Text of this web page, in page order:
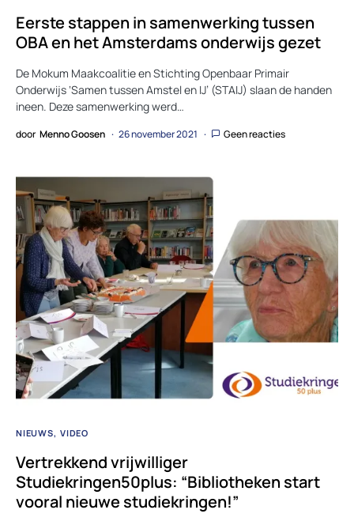
Eerste stappen in samenwerking tussen
OBA en het Amsterdams onderwijs gezet
De Mokum Maakcoalitie en Stichting Openbaar Primair
Onderwijs ‘Samen tussen Amstel en IJ’ (STAIJ) slaan de handen
ineen. Deze samenwerking werd…
door Menno Goosen 26 november 2021 Geen reacties
NIEUWS VIDEO
Vertrekkend vrijwilliger
Studiekringen50plus: “Bibliotheken start
vooral nieuwe studiekringen!”